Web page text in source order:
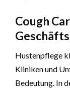
Cough
Hustenpflege
Kliniken und
Bedeutung. In